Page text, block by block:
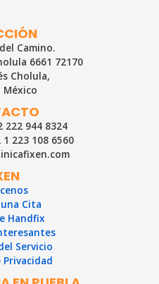
Camino.
6661 72170
Cholula,
México
944 8324
223 108 6560
Cita
Handfix
Servicio